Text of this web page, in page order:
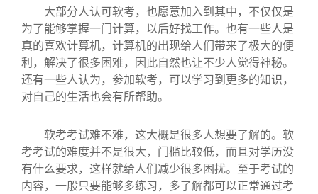
大部分人认可软考，也愿意加入到其中，不仅仅是
为了能够掌握一门计算，以后好找工作。也有一些人是
真的喜欢计算机，计算机的出现给人们带来了极大的便
利，解决了很多困难，因此自然也让不少人觉得神秘。
还有一些人认为，参加软考，可以学习到更多的知识，
对自己的生活也会有所帮助。
软考考试难不难，这大概是很多人想要了解的。软
考考试的难度并不是很大，门槛比较低，而且对学历没
有什么要求，这样就给人们减少很多困扰。至于考试的
内容，一般只要能够多练习，多了解都可以正常通过考